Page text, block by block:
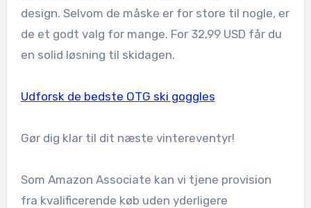
design. Selvom de måske er for store til nogle, er
de et godt valg for mange. For 32,99 USD får du
en solid løsning til skidagen.
Udforsk de bedste OTG ski goggles
Gør dig klar til dit næste vintereventyr!
Som Amazon Associate kan vi tjene provision
fra kvalificerende køb uden yderligere